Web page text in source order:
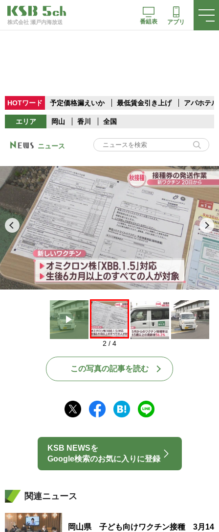
株式会社 瀬戸内海放送 番組表 アプリ
HOTワード 予定価格漏えいか 最低賃金引き上げ アパホテル
エリア 岡山 香川 全国
ニュース
Play
2 / 4
この写真の記事を読む
KSB NEWSを
Google検索のお気に入りに登録
関連ニュース
岡山県 子ども向けワクチン接種 3月14